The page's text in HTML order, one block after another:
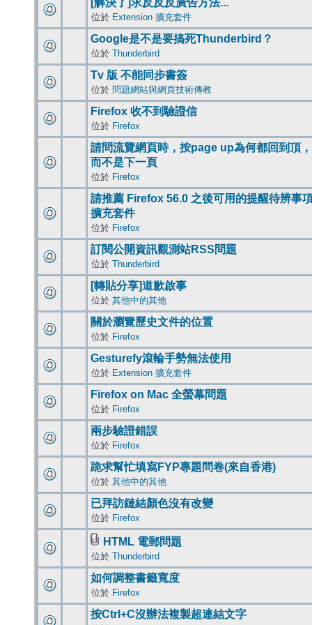
[解決了]求反反反廣告方法...
位於 Extension 擴充套件
Google是不是要搞死Thunderbird？
位於 Thunderbird
Tv 版 不能同步書簽
位於 問題網站與網頁技術傳教
Firefox 收不到驗證信
位於 Firefox
請問流覽網頁時，按page up為何都回到頂，
而不是下一頁
位於 Firefox
請推薦 Firefox 56.0 之後可用的提醒待辨事
擴充套件
位於 Firefox
訂閱公開資訊觀測站RSS問題
位於 Thunderbird
[轉貼分享]道歉啟事
位於 其他中的其他
關於瀏覽歷史文件的位置
位於 Firefox
Gesturefy滾輪手勢無法使用
位於 Extension 擴充套件
Firefox on Mac 全螢幕問題
位於 Firefox
兩步驗證錯誤
位於 Firefox
跪求幫忙填寫FYP專題問卷(來自香港)
位於 其他中的其他
已拜訪鏈結顏色沒有改變
位於 Firefox
HTML 電郵問題
位於 Thunderbird
如何調整書籤寬度
位於 Firefox
按Ctrl+C沒辦法複製超連結文字